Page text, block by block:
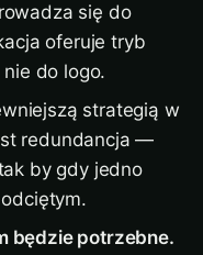
się do
oferuje tryb
nie do logo.
strategią w
redundancja —
by gdy jedno
będzie potrzebne.